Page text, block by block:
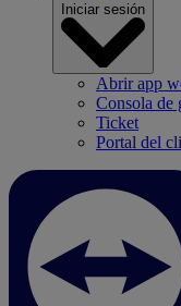
Iniciar sesión
Abrir app
Consola de
Ticket
Portal del